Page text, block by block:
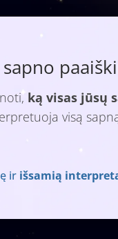
ką visas jūsų
visą
ir išsamią